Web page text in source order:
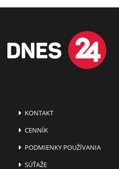
KONTAKT
CENNÍK
PODMIENKY POUŽÍVANIA
SÚŤAŽE